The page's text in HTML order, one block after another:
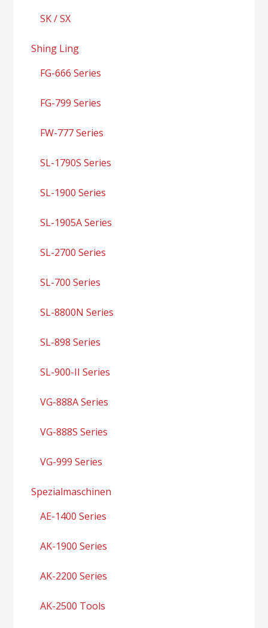
SK / SX
Shing Ling
FG-666 Series
FG-799 Series
FW-777 Series
SL-1790S Series
SL-1900 Series
SL-1905A Series
SL-2700 Series
SL-700 Series
SL-8800N Series
SL-898 Series
SL-900-II Series
VG-888A Series
VG-888S Series
VG-999 Series
Spezialmaschinen
AE-1400 Series
AK-1900 Series
AK-2200 Series
AK-2500 Tools